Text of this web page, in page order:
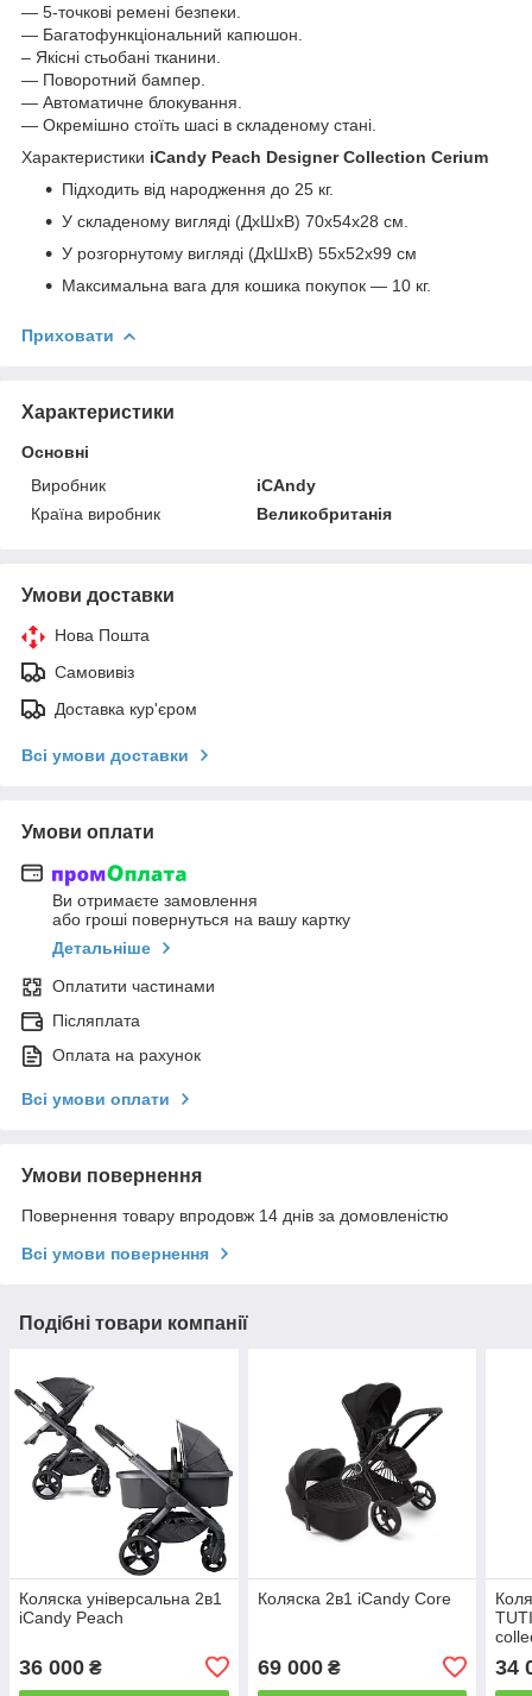
— 5-точкові ремені безпеки.
— Багатофункціональний капюшон.
– Якісні стьобані тканини.
— Поворотний бампер.
— Автоматичне блокування.
— Окремішно стоїть шасі в складеному стані.
Характеристики iCandy Peach Designer Collection Cerium
Підходить від народження до 25 кг.
У складеному вигляді (ДхШхВ) 70x54x28 см.
У розгорнутому вигляді (ДхШхВ) 55х52х99 см
Максимальна вага для кошика покупок — 10 кг.
Приховати
Характеристики
Основні
Виробник
iCAndy
Країна виробник
Великобританія
Умови доставки
Нова Пошта
Самовивіз
Доставка кур'єром
Всі умови доставки
Умови оплати
Ви отримаєте замовлення
або гроші повернуться на вашу картку
Детальніше
Оплатити частинами
Післяплата
Оплата на рахунок
Всі умови оплати
Умови повернення
Повернення товару впродовж 14 днів за домовленістю
Всі умови повернення
Подібні товари компанії
Коляска універсальна 2в1
iCandy Peach
36 000 ₴
Коляска 2в1 iCandy Core
69 000₴ 34